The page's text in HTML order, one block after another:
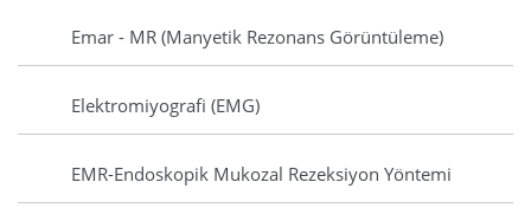
Emar - MR (Manyetik Rezonans Görüntüleme)
Elektromiyografi (EMG)
EMR-Endoskopik Mukozal Rezeksiyon Yöntemi